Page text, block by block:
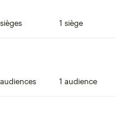
1 siège
1 audience